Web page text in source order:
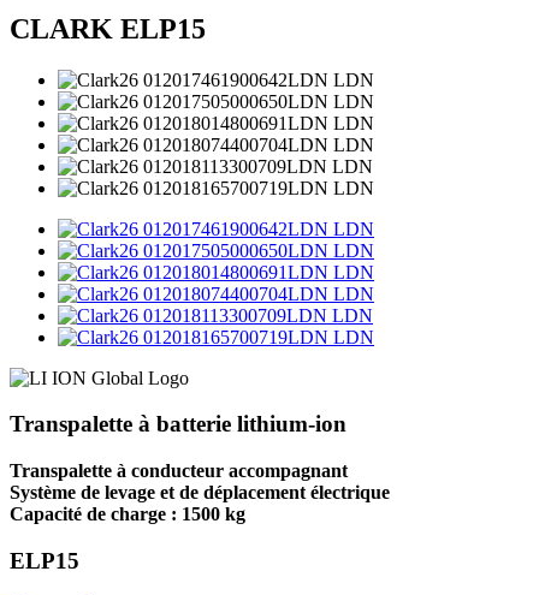
CLARK ELP15
Transpalette à batterie lithium-ion
Transpalette à conducteur accompagnant
Système de levage et de déplacement électrique
Capacité de charge : 1500 kg
ELP15